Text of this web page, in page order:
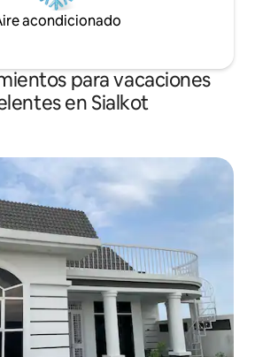
acondicionado
para vacaciones
en Sialkot